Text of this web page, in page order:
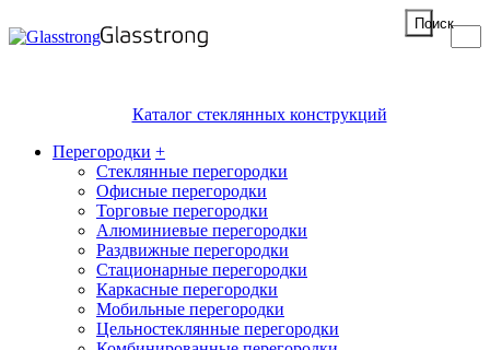
Поиск
Каталог стеклянных конструкций
Перегородки +
Стеклянные перегородки
Офисные перегородки
Торговые перегородки
Алюминиевые перегородки
Раздвижные перегородки
Стационарные перегородки
Каркасные перегородки
Мобильные перегородки
Цельностеклянные перегородки